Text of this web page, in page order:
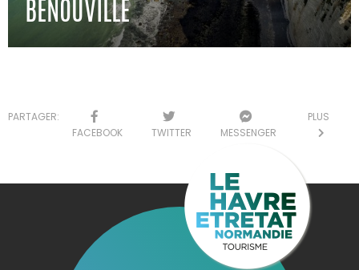
BENOUVILLE
PARTAGER:
FACEBOOK
TWITTER MESSENGER
PLUS